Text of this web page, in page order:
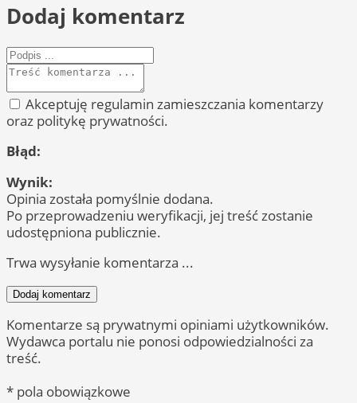
Dodaj komentarz
Akceptuję regulamin zamieszczania komentarzy
oraz politykę prywatności.
Błąd:
Wynik:
Opinia została pomyślnie dodana.
Po przeprowadzeniu weryfikacji, jej treść zostanie
udostępniona publicznie.
Trwa wysyłanie komentarza ...
Dodaj komentarz
Komentarze są prywatnymi opiniami użytkowników.
Wydawca portalu nie ponosi odpowiedzialności za
treść.
* pola obowiązkowe